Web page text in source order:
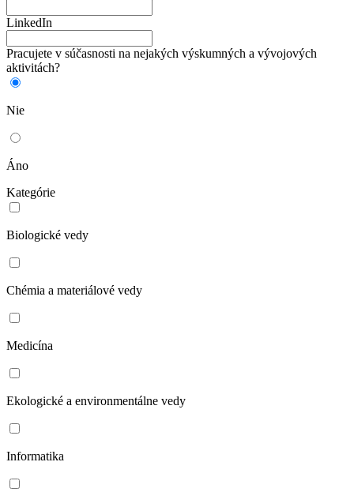
LinkedIn
Pracujete v súčasnosti na nejakých výskumných a vývojových
aktivitách?
Nie
Áno
Kategórie
Biologické vedy
Chémia a materiálové vedy
Medicína
Ekologické a environmentálne vedy
Informatika